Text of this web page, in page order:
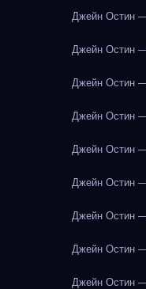
Джейн Остин
Джейн Остин
Джейн Остин
Джейн Остин
Джейн Остин
Джейн Остин
Джейн Остин
Джейн Остин
Джейн Остин